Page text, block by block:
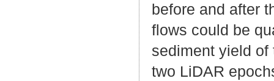
before and after
flows could be
sediment yield
two LiDAR